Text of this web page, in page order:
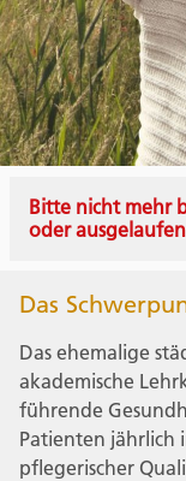
Bitte nicht mehr
oder ausgelaufen
Das
Das ehemalige
akademische
führende
Patienten jährlich
pflegerischer